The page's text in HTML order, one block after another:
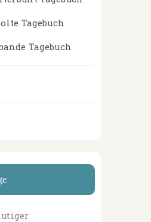
Tagebuch
Tagebuch